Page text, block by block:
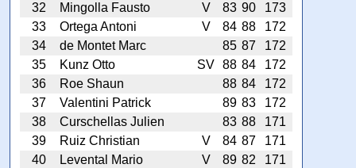
32
Mingolla Fausto V 83 90
173
33
Ortega Antoni V 84 88
172
34
de Montet Marc 85 87
172
35
Kunz Otto SV 88 84
172
36
Roe Shaun 88 84
172
37
Valentini Patrick 89 83
172
38
Curschellas Julien 83 88
171
39
Ruiz Christian V 84 87
171
40
Levental Mario V 89 82
171